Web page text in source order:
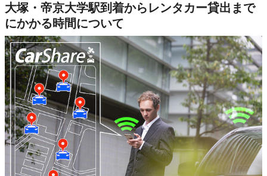
大塚・帝京大学駅到着からレンタカー貸出まで
にかかる時間について